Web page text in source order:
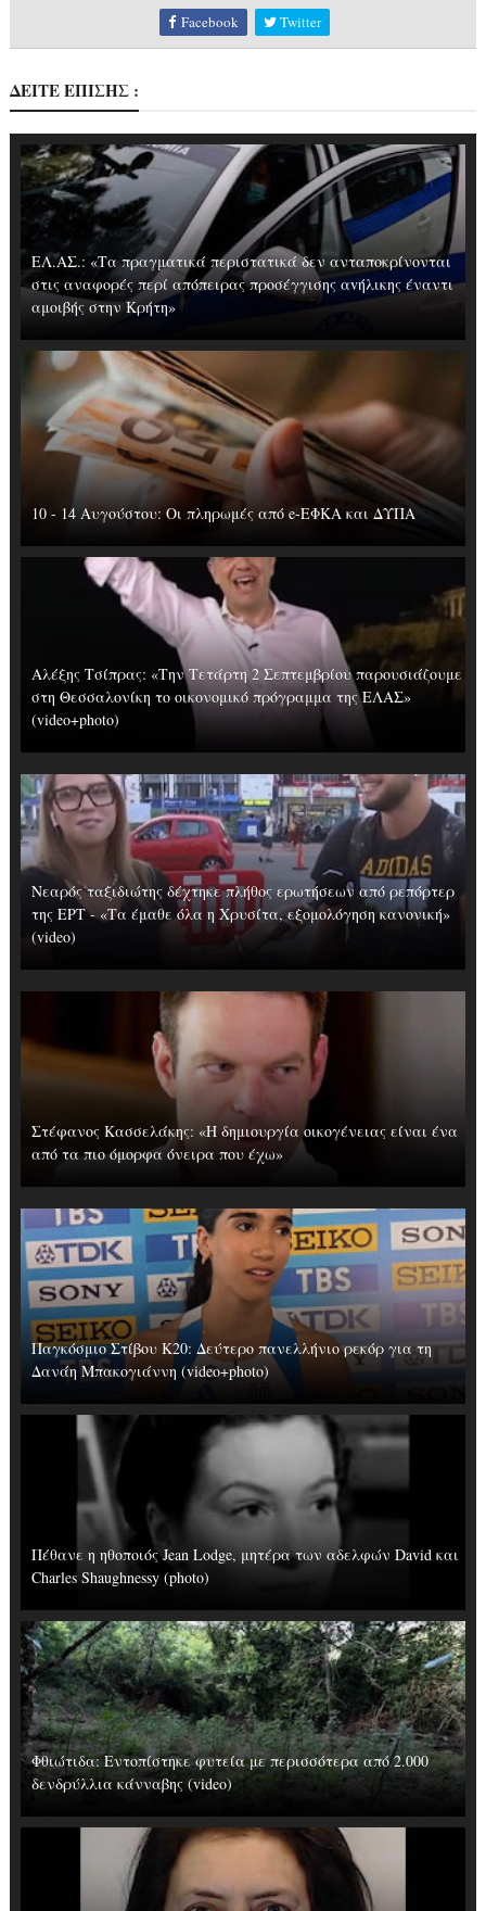
Facebook Twitter
ΔΕΙΤΕ ΕΠΙΣΗΣ :
ΕΛ.ΑΣ.: «Τα πραγματικά περιστατικά δεν ανταποκρίνονται
στις αναφορές περί απόπειρας προσέγγισης αvήλικης έναντι
αμοιβής στην Κρήτη»
10 - 14 Αυγούστου: Οι πληρωμές από e-ΕΦΚΑ και ΔΥΠΑ
Αλέξης Τσίπρας: «Την Τετάρτη 2 Σεπτεμβρίου παρουσιάζουμε
στη Θεσσαλονίκη το οικονομικό πρόγραμμα της ΕΛΑΣ»
(video+photo)
Νεαρός ταξιδιώτης δέχτηκε πλήθος ερωτήσεων από ρεπόρτερ
της ΕΡΤ - «Τα έμαθε όλα η Χρυσίτα, εξομολόγηση κανονική»
(video)
Στέφανος Κασσελάκης: «Η δημιουργία οικογένειας είναι ένα
από τα πιο όμορφα όνειρα που έχω»
Παγκόσμιο Στίβου Κ20: Δεύτερο πανελλήνιο ρεκόρ για τη
Δανάη Μπακογιάννη (video+photo)
Πέθανε η ηθοποιός Jean Lodge, μητέρα των αδελφών David και
Charles Shaughnessy (photo)
Φθιώτιδα: Εντοπίστηκε φυτεία με περισσότερα από 2.000
δενδρύλλια κάνναβης (video)